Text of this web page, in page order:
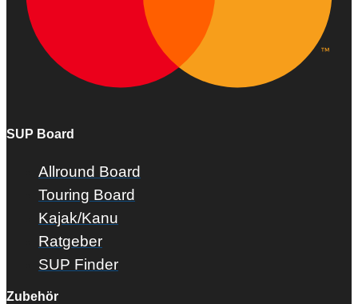
SUP Board
Allround Board
Touring Board
Kajak/Kanu
Ratgeber
SUP Finder
Zubehör